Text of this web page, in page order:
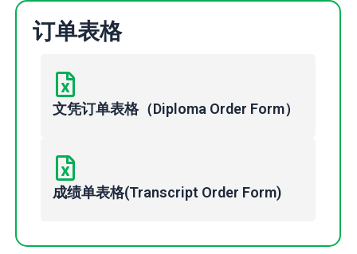
订单表格
文凭订单表格（Diploma Order Form）
成绩单表格(Transcript Order Form)